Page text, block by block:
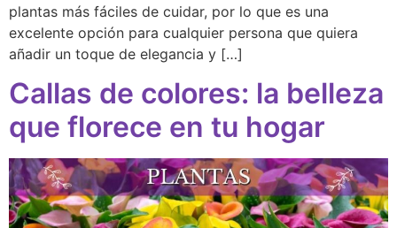
plantas más fáciles de cuidar, por lo que es una
excelente opción para cualquier persona que quiera
añadir un toque de elegancia y […]
Callas de colores: la belleza
que florece en tu hogar